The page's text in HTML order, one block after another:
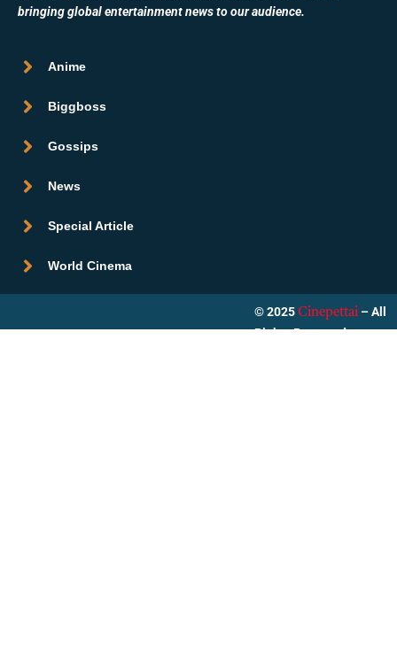
bringing global entertainment news to our audience.
Anime
Biggboss
Gossips
News
Special Article
World Cinema
© 2025 Cinepettai – All
Rights Reserved